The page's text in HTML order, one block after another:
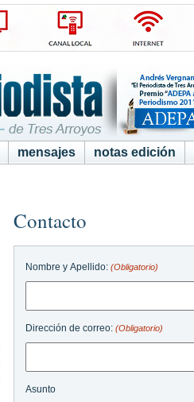
mensajes notas edición
Contacto
Nombre y Apellido: (Obligatorio)
Dirección de correo: (Obligatorio)
Asunto